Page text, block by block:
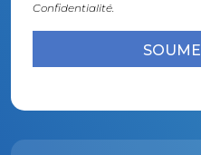
Confidentialité.